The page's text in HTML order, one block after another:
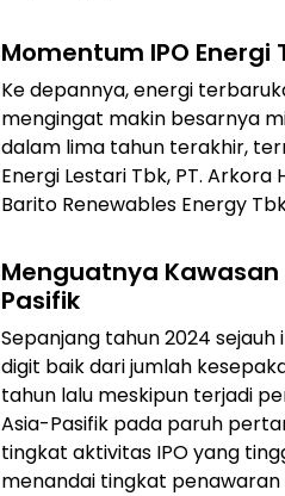
Momentum IPO
Ke depannya, energi
mengingat makin besarnya
dalam lima tahun terakhir,
Energi Lestari Tbk, PT.
Barito Renewables Energy
Menguatnya Kawasan
Pasifik
Sepanjang tahun 2024
digit baik dari jumlah
tahun lalu meskipun terjadi
Asia-Pasifik pada paruh
tingkat aktivitas IPO yang
menandai tingkat